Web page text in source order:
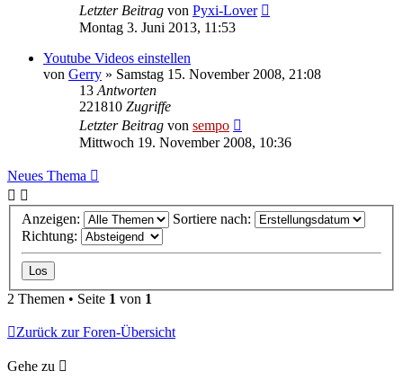
Letzter Beitrag von Pyxi-Lover
Montag 3. Juni 2013, 11:53
Youtube Videos einstellen
von Gerry » Samstag 15. November 2008, 21:08
13 Antworten
221810 Zugriffe
Letzter Beitrag von sempo
Mittwoch 19. November 2008, 10:36
Neues Thema
Anzeigen:
Sortiere nach:
Richtung:
2 Themen • Seite 1 von 1
Zurück zur Foren-Übersicht
Gehe zu